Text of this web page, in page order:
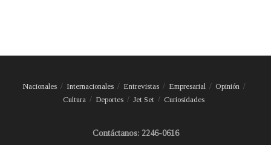
Nacionales Internacionales Entrevistas Empresarial
Opinión
Cultura
Deportes Jet Set Curiosidades
Contáctanos: 2246-0616